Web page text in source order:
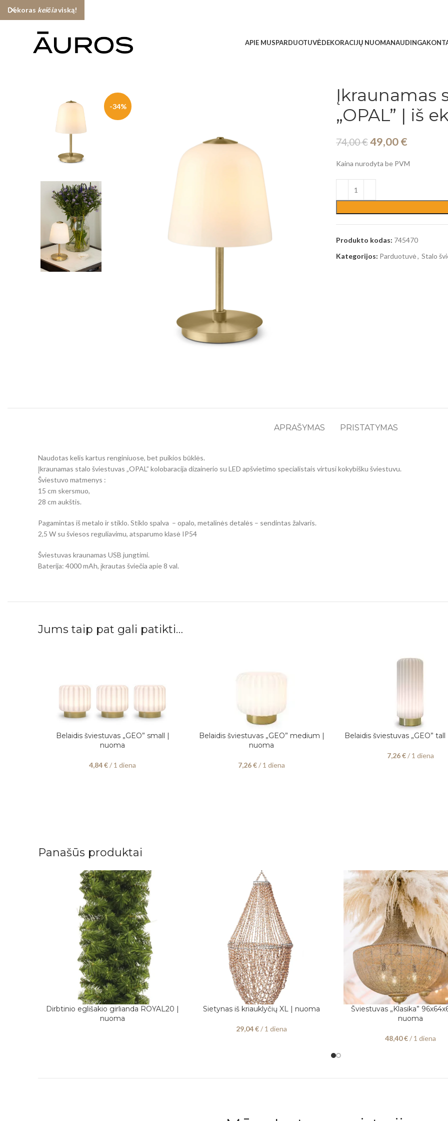
APIE MUSPARDUOTUVĖDEKORACIJŲ NUOMANAUDINGA
-34%
Įkraunamas
„OPAL” | iš
74,00€49,00€
Kaina nurodyta be PVM
Produkto kodas: 745470
Kategorijos: Parduotuvė, Stalo
APRAŠYMAS PRISTATYMAS
Naudotas kelis kartus renginiuose, bet puikios būklės.
Įkraunamas stalo šviestuvas „OPAL” kolobaracija dizainerio su LED apšvietimo specialistais virtusi kokybišku šviestuvu.
Šviestuvo matmenys :
15 cm skersmuo,
28 cm aukštis.
Pagamintas iš metalo ir stiklo. Stiklo spalva – opalo, metalinės detalės – sendintas žalvaris.
2,5 W su šviesos reguliavimu, atsparumo klasė IP54
Šviestuvas kraunamas USB jungtimi.
Baterija: 4000 mAh, įkrautas šviečia apie 8 val.
Jums taip pat gali patikti…
PASIRINKITE DATAS
Belaidis šviestuvas „GEO” small |
nuoma
4,84€/ 1 diena
PASIRINKITE DATAS
Belaidis šviestuvas „GEO” medium |
nuoma
7,26€/ 1 diena
PASIRINKITE DATAS
Belaidis šviestuvas „GEO”
7,26€/ 1 diena
Panašūs produktai
DAUGIAU
Dirbtinio eglišakio girlianda ROYAL20 |
nuoma
PASIRINKITE DATAS
Sietynas iš kriauklyčių XL | nuoma
29,04€/ 1 diena
PASIRINKITE DATAS
Šviestuvas „Klasika”
nuoma
48,40€/ 1 diena
Dekoras keičiaviską!